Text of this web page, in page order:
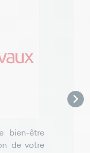
bien-être
de votre
